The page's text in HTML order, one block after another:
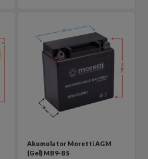
Akumulator Moretti AGM
(Gel) MB9-BS